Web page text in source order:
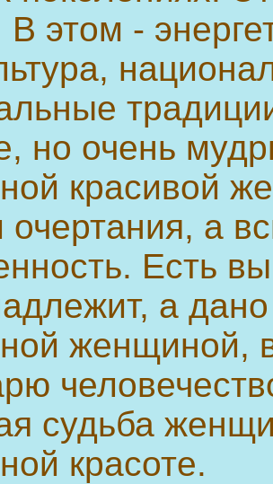
этом -
но очень
красивой
очертания, а
Есть
а
женщиной,
судьба
красоте.